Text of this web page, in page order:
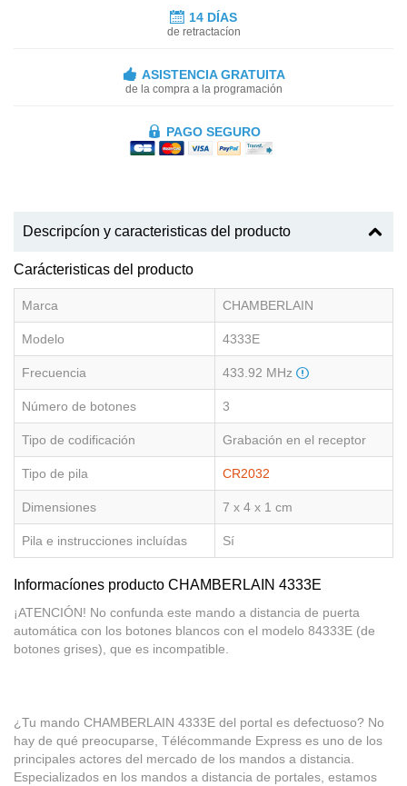
14 DÍAS
de retractacíon
ASISTENCIA GRATUITA
de la compra a la programación
PAGO SEGURO
Descripcíon y caracteristicas del producto
Carácteristicas del producto
Marca CHAMBERLAIN
Modelo 4333E
Frecuencia 433.92 MHz
Número de botones 3
Tipo de codificación Grabación en el receptor
Tipo de pila CR2032
Dimensiones 7 x 4 x 1 cm
Pila e instrucciones incluídas Sí
Informacíones producto CHAMBERLAIN 4333E
¡ATENCIÓN! No confunda este mando a distancia de puerta
automática con los botones blancos con el modelo 84333E (de
botones grises), que es incompatible.
¿Tu mando CHAMBERLAIN 4333E del portal es defectuoso? No
hay de qué preocuparse, Télécommande Express es uno de los
principales actores del mercado de los mandos a distancia.
Especializados en los mandos a distancia de portales, estamos